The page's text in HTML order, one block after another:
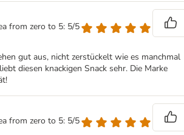
from zero to 5: 5/5
gut aus, nicht zerstückelt wie es manchmal
diesen knackigen Snack sehr. Die Marke
from zero to 5: 5/5